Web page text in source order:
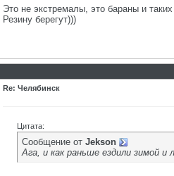
Это не экстремалы, это бараны и
Резину берегут)))
Re: Челябинск
Цитата:
Сообщение от Jekson
Ага, и как раньше ездили зимой и